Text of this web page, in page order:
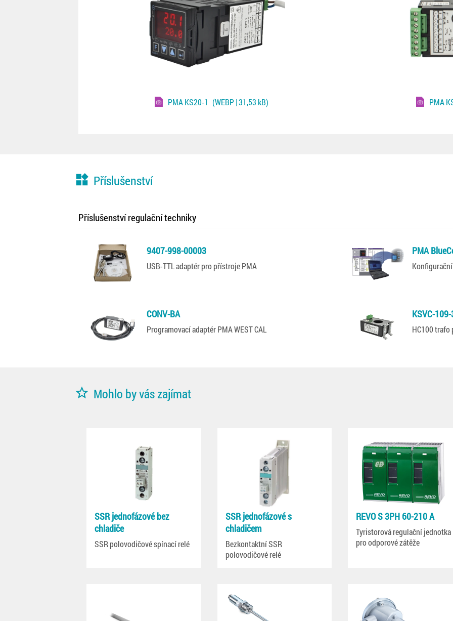
PMA KS20-1 (WEBP | 31,53 kB) PMA
widgets Příslušenství
Příslušenství regulační techniky
9407-998-00003
USB-TTL adaptér pro přístroje PMA
PMA
CONV-BA
Programovací adaptér PMA WEST CAL
KSVC-
HC100 trafo
star_border Mohlo by vás zajímat
SSR jednofázové bez
chladiče
SSR polovodičové spínací relé
SSR jednofázové s
chladičem
Bezkontaktní SSR
polovodičové relé
REVO S 3PH 60-210 A
Tyristorová regulační jednotka
pro odporové zátěže